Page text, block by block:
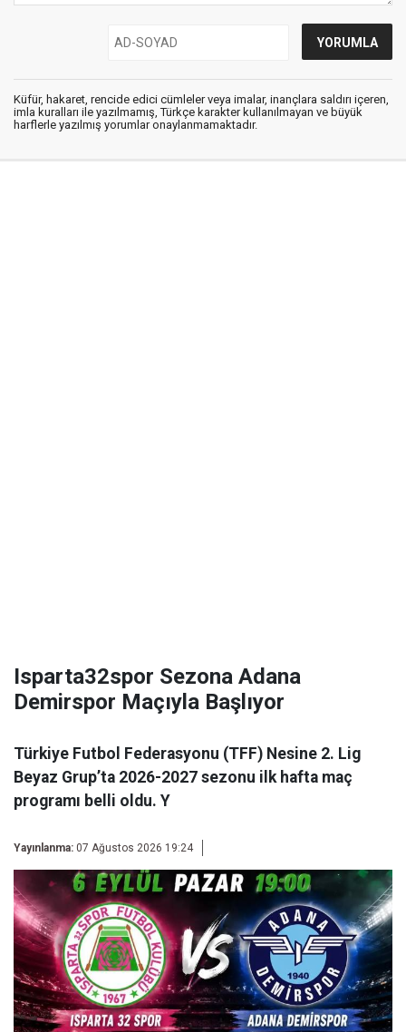
Küfür, hakaret, rencide edici cümleler veya imalar, inançlara saldırı içeren,
imla kuralları ile yazılmamış, Türkçe karakter kullanılmayan ve büyük
harflerle yazılmış yorumlar onaylanmamaktadır.
Isparta32spor Sezona Adana
Demirspor Maçıyla Başlıyor
Türkiye Futbol Federasyonu (TFF) Nesine 2. Lig
Beyaz Grup’ta 2026-2027 sezonu ilk hafta maç
programı belli oldu. Y
Yayınlanma: 07 Ağustos 2026 19:24